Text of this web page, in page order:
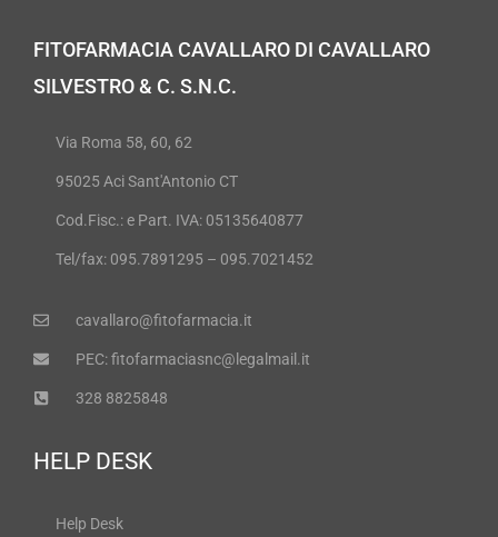
FITOFARMACIA CAVALLARO DI CAVALLARO
SILVESTRO & C. S.N.C.
Via Roma 58, 60, 62
95025 Aci Sant'Antonio CT
Cod.Fisc.: e Part. IVA: 05135640877
Tel/fax: 095.7891295 – 095.7021452
cavallaro@fitofarmacia.it
PEC: fitofarmaciasnc@legalmail.it
328 8825848
HELP DESK
Help Desk